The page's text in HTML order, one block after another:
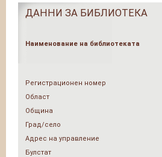
ДАННИ ЗА БИБЛИОТЕКА
Наименование на библиотеката
Регистрационен номер
Област
Община
Град/село
Адрес на управление
Булстат